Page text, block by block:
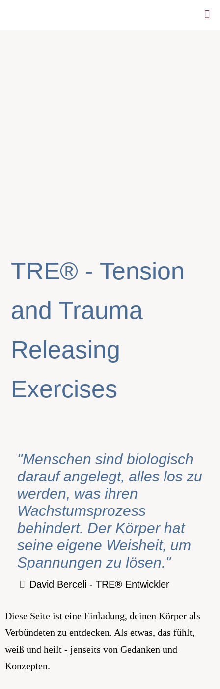
TRE® - Tension
and Trauma
Releasing
Exercises
"Menschen sind biologisch
darauf angelegt, alles los zu
werden, was ihren
Wachstumsprozess
behindert. Der Körper hat
seine eigene Weisheit, um
Spannungen zu lösen."
David Berceli - TRE® Entwickler
Diese Seite ist eine Einladung, deinen Körper als
Verbündeten zu entdecken. Als etwas, das fühlt,
weiß und heilt - jenseits von Gedanken und
Konzepten.